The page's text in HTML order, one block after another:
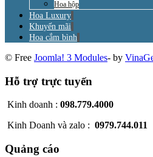
Hoa hộp
Hoa Luxury
Khuyến mãi
Hoa cắm bình
© Free Joomla! 3 Modules- by
Hỗ trợ trực tuyến
Kinh doanh : 098.779.4000
Kinh Doanh và zalo : 0979.744.011
Quảng cáo